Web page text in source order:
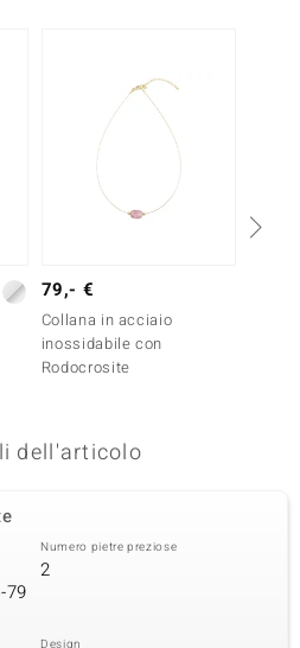
79,- €
Collana in acciaio
inossidabile con
Rodocrosite
dell'articolo
79
Numero pietre preziose
2
Design